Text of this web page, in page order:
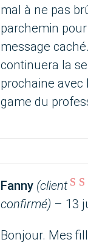
mal à ne pas
parchemin
message
continuera la
prochaine avec
game du
Fanny (client
confirmé) – 13
Bonjour. Mes